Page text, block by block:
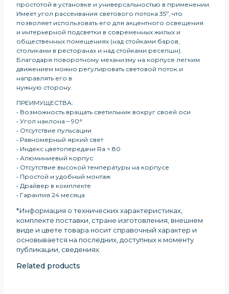
простотой в установке и универсальностью в применении.
Имеет угол рассеивания светового потока 35º, что
позволяет использовать его для акцентного освещения
и интерьерной подсветки в современных жилых и
общественных помещениях (над стойками баров,
столиками в ресторанах и над стойками ресепшн).
Благодаря поворотному механизму на корпусе легким
движением можно регулировать световой поток и
направлять его в
нужную сторону.
ПРЕИМУЩЕСТВА:
• Возможность вращать светильник вокруг своей оси
• Угол наклона – 90°
• Отсутствие пульсации
• Равномерный яркий свет
• Индекс цветопередачи Ra > 80
• Алюминиевый корпус
• Отсутствие высокой температуры на корпусе
• Простой и удобный монтаж
• Драйвер в комплекте
• Гарантия 24 месяца
*Информация о технических характеристиках,
комплекте поставки, стране изготовления, внешнем
виде и цвете товара носит справочный характер и
основывается на последних, доступных к моменту
публикации, сведениях.
Related products